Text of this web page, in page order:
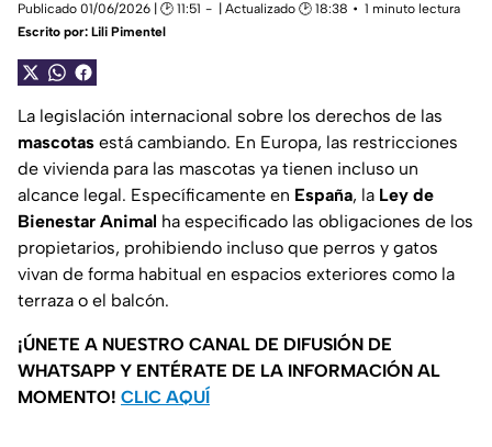
Publicado 01/06/2026 | 🕑 11:51 | Actualizado 🕑 18:38
1 minuto lectura
Escrito por: Lili Pimentel
La legislación internacional sobre los derechos de las
mascotas está cambiando. En Europa, las restricciones
de vivienda para las mascotas ya tienen incluso un
alcance legal. Específicamente en España, la Ley de
Bienestar Animal ha especificado las obligaciones de los
propietarios, prohibiendo incluso que perros y gatos
vivan de forma habitual en espacios exteriores como la
terraza o el balcón.
¡ÚNETE A NUESTRO CANAL DE DIFUSIÓN DE
WHATSAPP Y ENTÉRATE DE LA INFORMACIÓN AL
MOMENTO! CLIC AQUÍ